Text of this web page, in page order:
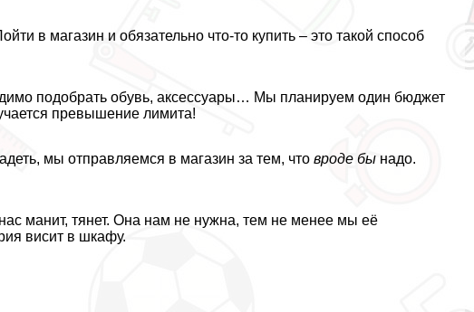
в магазин и обязательно что-то купить – это такой способ
подобрать обувь, аксессуары… Мы планируем один бюджет
превышение лимита!
мы отправляемся в магазин за тем, чтовроде бы надо.
манит, тянет. Она нам не нужна, тем не менее мы её
висит в шкафу.